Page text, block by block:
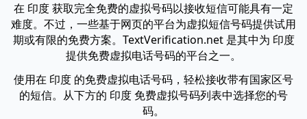
在 印度 获取完全免费的虚拟号码以接收短信可能具有一定
难度。不过，一些基于网页的平台为虚拟短信号码提供试用
期或有限的免费方案。TextVerification.net 是其中为 印度
提供免费虚拟电话号码的平台之一。
使用在 印度 的免费虚拟电话号码，轻松接收带有国家区号
的短信。从下方的 印度 免费虚拟号码列表中选择您的号
码。